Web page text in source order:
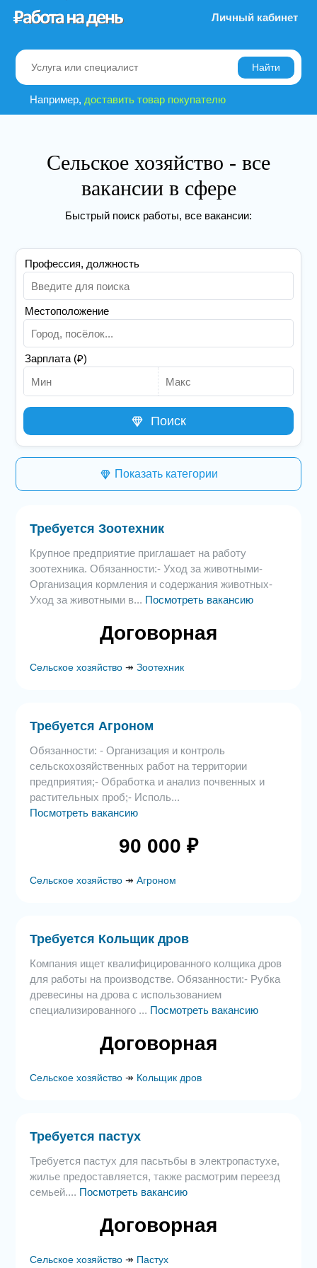
Личный кабинет
Найти
Например, доставить товар покупателю
Сельское хозяйство - все
вакансии в сфере
Быстрый поиск работы, все вакансии:
Профессия, должность
Местоположение
Зарплата (₽)
Поиск
Показать категории
Требуется Зоотехник
Крупное предприятие приглашает на работу
зоотехника. Обязанности:- Уход за животными-
Организация кормления и содержания животных-
Уход за животными в... Посмотреть вакансию
Договорная
Сельское хозяйство ↠Зоотехник
Требуется Агроном
Обязанности: - Организация и контроль
сельскохозяйственных работ на территории
предприятия;- Обработка и анализ почвенных и
растительных проб;- Исполь...
Посмотреть вакансию
90 000 ₽
Сельское хозяйство ↠Агроном
Требуется Кольщик дров
Компания ищет квалифицированного колщика дров
для работы на производстве. Обязанности:- Рубка
древесины на дрова с использованием
специализированного ... Посмотреть вакансию
Договорная
Сельское хозяйство ↠ Кольщик дров
Требуется пастух
Требуется пастух для пасьтьбы в электропастухе,
жилье предоставляется, также расмотрим переезд
семьей.... Посмотреть вакансию
Договорная
Сельское хозяйство ↠ Пастух